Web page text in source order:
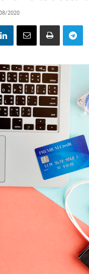
2020